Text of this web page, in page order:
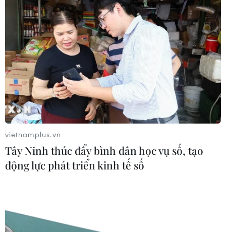
vietnamplus.vn
Tây Ninh thúc đẩy bình dân học vụ số, tạo
động lực phát triển kinh tế số